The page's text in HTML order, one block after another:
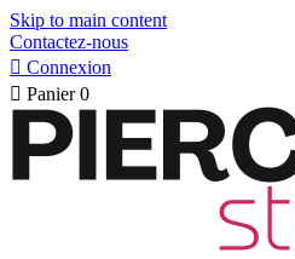
Skip to main content
Contactez-nous
 Connexion
 Panier 0